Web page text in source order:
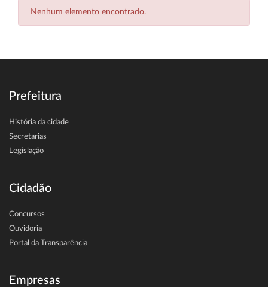
Nenhum elemento encontrado.
Prefeitura
História da cidade
Secretarias
Legislação
Cidadão
Concursos
Ouvidoria
Portal da Transparência
Empresas